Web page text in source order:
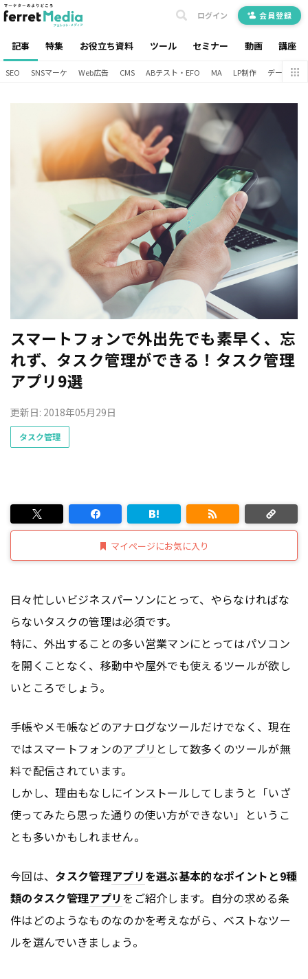
記事 特集 お役立ち資料 ツール セミナー 動画 講座
ログイン 会員登録
SEO SNSマーケ Web広告 CMS ABテスト・EFO MA LP制作 データ分析
スマートフォンで外出先でも素早く、忘
れず、タスク管理ができる！タスク管理
アプリ9選
更新日: 2018年05月29日
タスク管理
マイページにお気に入り
日々忙しいビジネスパーソンにとって、やらなければな
らないタスクの管理は必須です。
特に、外出することの多い営業マンにとってはパソコン
を開くことなく、移動中や屋外でも使えるツールが欲し
いところでしょう。
手帳やメモ帳などのアナログなツールだけでなく、現在
ではスマートフォンのアプリ として数多くのツールが無
料で配信されています。
しかし、理由もなしにインストールしてしまうと「いざ
使ってみたら思った通りの使い方ができない」というこ
とも多いかもしれません。
今回は、 タスク管理アプリを選ぶ基本的なポイントと9種
類のタスク管理アプリをご紹介します。自分の求める条
件はどのようなものなのかを考えながら、ベストなツー
ルを選んでいきましょう。